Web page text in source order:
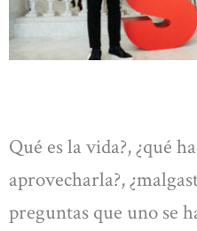
Qué es la vida?, ¿qué
aprovecharla?,
preguntas que uno se